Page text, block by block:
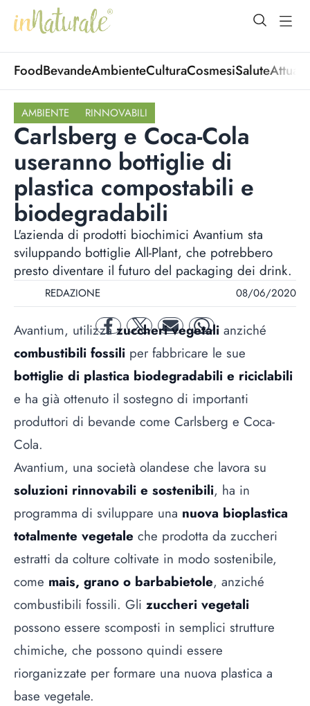
open
FoodBevandeAmbienteCulturaCosmesiSalute
AMBIENTE RINNOVABILI
Carlsberg e Coca-Cola
useranno bottiglie di
plastica compostabili e
biodegradabili
L'azienda di prodotti biochimici Avantium sta
sviluppando bottiglie All-Plant, che potrebbero
presto diventare il futuro del packaging dei drink.
REDAZIONE 08/06/2020
facebooktwitter mail whatsapp
Avantium, utilizzazuccheri vegetali anziché
combustibili fossili per fabbricare le sue
bottiglie di plastica biodegradabili e riciclabili
e ha già ottenuto il sostegno di importanti
produttori di bevande come Carlsberg e Coca-
Cola.
Avantium, una società olandese che lavora su
soluzioni rinnovabili e sostenibili, ha in
programma di sviluppare una nuova bioplastica
totalmente vegetale che prodotta da zuccheri
estratti da colture coltivate in modo sostenibile,
come mais, grano o barbabietole, anziché
combustibili fossili. Gli zuccheri vegetali
possono essere scomposti in semplici strutture
chimiche, che possono quindi essere
riorganizzate per formare una nuova plastica a
base vegetale.